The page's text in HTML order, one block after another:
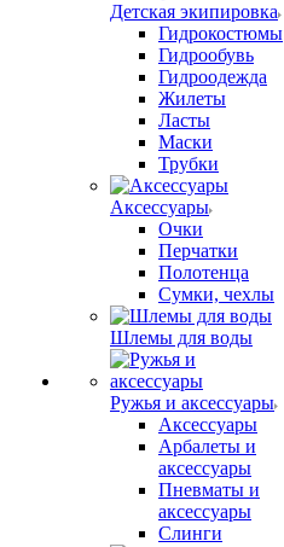
Детская экипировка
Гидрокостюмы
Гидрообувь
Гидроодежда
Жилеты
Ласты
Маски
Трубки
Аксессуары
Очки
Перчатки
Полотенца
Сумки, чехлы
Шлемы для воды
Ружья и аксессуары
Аксессуары
Арбалеты и
аксессуары
Пневматы и
аксессуары
Слинги